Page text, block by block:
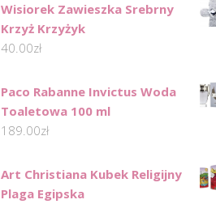
Wisiorek Zawieszka Srebrny
Krzyż Krzyżyk
40.00zł
Paco Rabanne Invictus Woda
Toaletowa 100 ml
189.00zł
Art Christiana Kubek Religijny
Plaga Egipska